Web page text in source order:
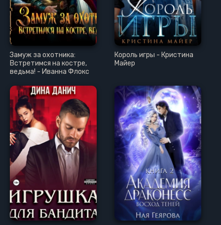
Замуж за охотника:
Встретимся на костре,
ведьма! - Иванна Флокс
Король игры - Кристина
Майер